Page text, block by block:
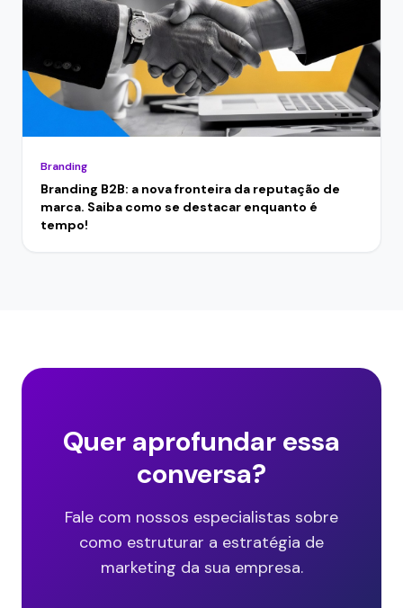
Branding
Branding B2B: a nova fronteira da reputação de
marca. Saiba como se destacar enquanto é
tempo!
Quer aprofundar essa
conversa?
Fale com nossos especialistas sobre
como estruturar a estratégia de
marketing da sua empresa.